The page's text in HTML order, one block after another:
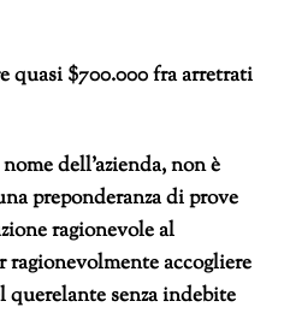
quasi $700.000 fra arretrati
dell’azienda, non è
preponderanza di prove
ragionevole al
accogliere
senza indebite